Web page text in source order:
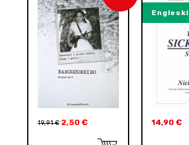
19,91€ 2,50 €
Engleski
14,90 €